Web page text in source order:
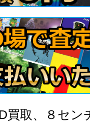
買取、８セン